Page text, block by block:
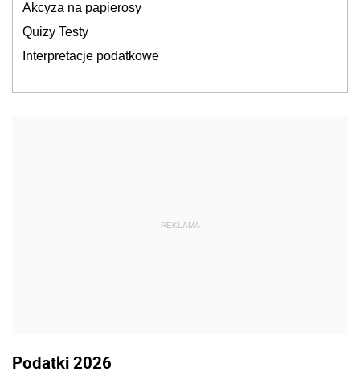
Akcyza na papierosy
Quizy Testy
Interpretacje podatkowe
REKLAMA
Podatki 2026